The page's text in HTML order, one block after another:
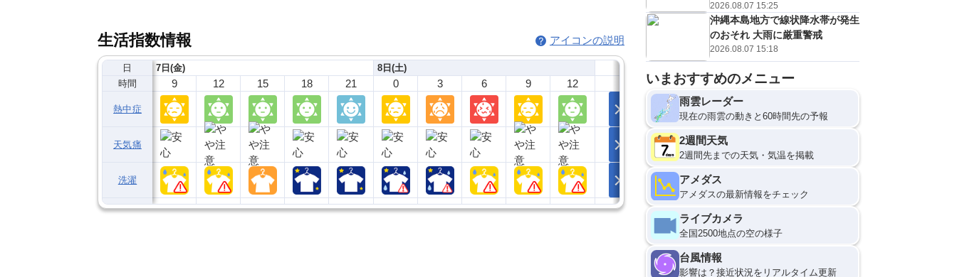
生活指数情報 アイコンの説明
日
時間
熱中症
天気痛
洗濯
7日(金)
9 12 15 18 21
8日(土)
0 3 6 9 12
2026.08.07 15:25
沖縄本島地方で線状降水帯が発生
のおそれ 大雨に厳重警戒
2026.08.07 15:18
いまおすすめのメニュー
雨雲レーダー
現在の雨雲の動きと60時間先の予報
2週間天気
2週間先までの天気・気温を掲載
アメダス
アメダスの最新情報をチェック
ライブカメラ
全国2500地点の空の様子
台風情報
影響は？接近状況をリアルタイム更新